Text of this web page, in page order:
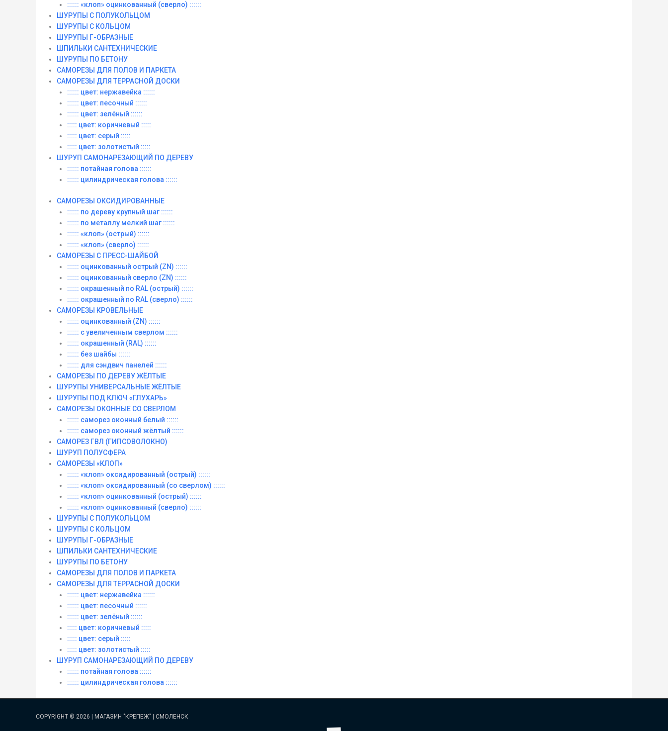
:::::: «клоп» оцинкованный (сверло) ::::::
ШУРУПЫ С ПОЛУКОЛЬЦОМ
ШУРУПЫ С КОЛЬЦОМ
ШУРУПЫ Г-ОБРАЗНЫЕ
ШПИЛЬКИ САНТЕХНИЧЕСКИЕ
ШУРУПЫ ПО БЕТОНУ
САМОРЕЗЫ ДЛЯ ПОЛОВ И ПАРКЕТА
САМОРЕЗЫ ДЛЯ ТЕРРАСНОЙ ДОСКИ
:::::: цвет: нержавейка ::::::
:::::: цвет: песочный ::::::
:::::: цвет: зелёный ::::::
::::: цвет: коричневый :::::
::::: цвет: серый :::::
::::: цвет: золотистый :::::
ШУРУП САМОНАРЕЗАЮЩИЙ ПО ДЕРЕВУ
:::::: потайная голова ::::::
:::::: цилиндрическая голова ::::::
САМОРЕЗЫ ОКСИДИРОВАННЫЕ
:::::: по дереву крупный шаг ::::::
:::::: по металлу мелкий шаг ::::::
:::::: «клоп» (острый) ::::::
:::::: «клоп» (сверло) ::::::
САМОРЕЗЫ С ПРЕСС-ШАЙБОЙ
:::::: оцинкованный острый (ZN) ::::::
:::::: оцинкованный сверло (ZN) ::::::
:::::: окрашенный по RAL (острый) ::::::
:::::: окрашенный по RAL (сверло) ::::::
САМОРЕЗЫ КРОВЕЛЬНЫЕ
:::::: оцинкованный (ZN) ::::::
:::::: с увеличенным сверлом ::::::
:::::: окрашенный (RAL) ::::::
:::::: без шайбы ::::::
:::::: для сэндвич панелей ::::::
САМОРЕЗЫ ПО ДЕРЕВУ ЖЁЛТЫЕ
ШУРУПЫ УНИВЕРСАЛЬНЫЕ ЖЁЛТЫЕ
ШУРУПЫ ПОД КЛЮЧ «ГЛУХАРЬ»
САМОРЕЗЫ ОКОННЫЕ СО СВЕРЛОМ
:::::: саморез оконный белый ::::::
:::::: саморез оконный жёлтый ::::::
САМОРЕЗ ГВЛ (ГИПСОВОЛОКНО)
ШУРУП ПОЛУСФЕРА
САМОРЕЗЫ «КЛОП»
:::::: «клоп» оксидированный (острый) ::::::
:::::: «клоп» оксидированный (со сверлом) ::::::
:::::: «клоп» оцинкованный (острый) ::::::
:::::: «клоп» оцинкованный (сверло) ::::::
ШУРУПЫ С ПОЛУКОЛЬЦОМ
ШУРУПЫ С КОЛЬЦОМ
ШУРУПЫ Г-ОБРАЗНЫЕ
ШПИЛЬКИ САНТЕХНИЧЕСКИЕ
ШУРУПЫ ПО БЕТОНУ
САМОРЕЗЫ ДЛЯ ПОЛОВ И ПАРКЕТА
САМОРЕЗЫ ДЛЯ ТЕРРАСНОЙ ДОСКИ
:::::: цвет: нержавейка ::::::
:::::: цвет: песочный ::::::
:::::: цвет: зелёный ::::::
::::: цвет: коричневый :::::
::::: цвет: серый :::::
::::: цвет: золотистый :::::
ШУРУП САМОНАРЕЗАЮЩИЙ ПО ДЕРЕВУ
:::::: потайная голова ::::::
:::::: цилиндрическая голова ::::::
COPYRIGHT © 2026 | МАГАЗИН "КРЕПЕЖ" | СМОЛЕНСК